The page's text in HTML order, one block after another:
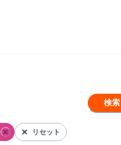
検索
リセット